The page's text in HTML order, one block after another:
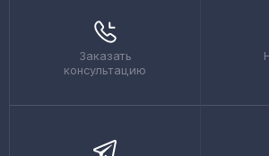
Заказать
консультацию